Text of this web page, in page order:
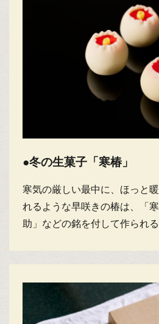
●冬の生菓子「寒椿」
寒気の厳しい最中に、ほっと
れるような早咲きの椿は、「
助」などの銘を付して作られる